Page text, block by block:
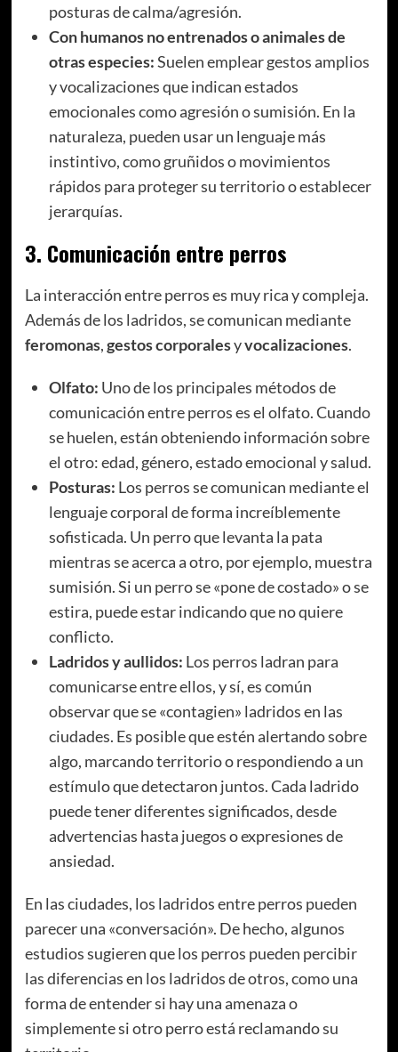
posturas de calma/agresión.
Con humanos no entrenados o animales de
otras especies:Suelen emplear gestos amplios
y vocalizaciones que indican estados
emocionales como agresión o sumisión. En la
naturaleza, pueden usar un lenguaje más
instintivo, como gruñidos o movimientos
rápidos para proteger su territorio o establecer
jerarquías.
3. Comunicación entre perros
La interacción entre perros es muy rica y compleja.
Además de los ladridos, se comunican mediante
feromonas,gestos corporalesyvocalizaciones.
Olfato: Uno de los principales métodos de
comunicación entre perros es el olfato. Cuando
se huelen, están obteniendo información sobre
el otro: edad, género, estado emocional y salud.
Posturas: Los perros se comunican mediante el
lenguaje corporal de forma increíblemente
sofisticada. Un perro que levanta la pata
mientras se acerca a otro, por ejemplo, muestra
sumisión. Si un perro se «pone de costado» o se
estira, puede estar indicando que no quiere
conflicto.
Ladridos y aullidos: Los perros ladran para
comunicarse entre ellos, y sí, es común
observar que se «contagien» ladridos en las
ciudades. Es posible que estén alertando sobre
algo, marcando territorio o respondiendo a un
estímulo que detectaron juntos. Cada ladrido
puede tener diferentes significados, desde
advertencias hasta juegos o expresiones de
ansiedad.
En las ciudades, los ladridos entre perros pueden
parecer una «conversación». De hecho, algunos
estudios sugieren que los perros pueden percibir
las diferencias en los ladridos de otros, como una
forma de entender si hay una amenaza o
simplemente si otro perro está reclamando su